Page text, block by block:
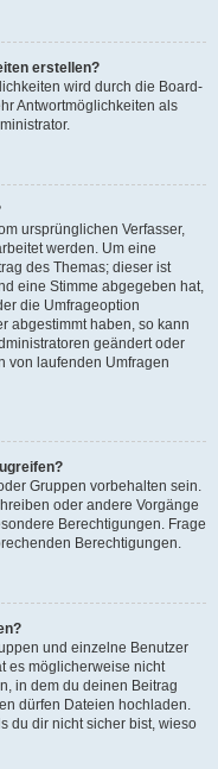
erstellen?
wird durch die Board-
Antwortmöglichkeiten als
ursprünglichen Verfasser,
werden. Um eine
des Themas; dieser ist
eine Stimme abgegeben hat,
die Umfrageoption
abgestimmt haben, so kann
geändert oder
von laufenden Umfragen
Gruppen vorbehalten sein.
oder andere Vorgänge
Berechtigungen. Frage
Berechtigungen.
und einzelne Benutzer
es möglicherweise nicht
in dem du deinen Beitrag
dürfen Dateien hochladen.
du dir nicht sicher bist, wieso